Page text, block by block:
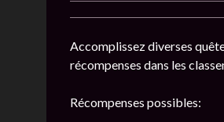
Accomplissez diverses
récompenses dans les
Récompenses possibles: